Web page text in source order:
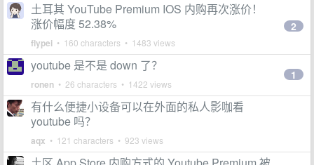
土耳其 YouTube Premium IOS 内购再次涨价！
涨价幅度 52.38%
flypei • 160 characters • 1483 views
2
youtube 是不是 down 了？
ronen • 26 characters • 1422 views
1
有什么便捷小设备可以在外面的私人影咖看
youtube 吗？
aqx • 121 characters • 923 views